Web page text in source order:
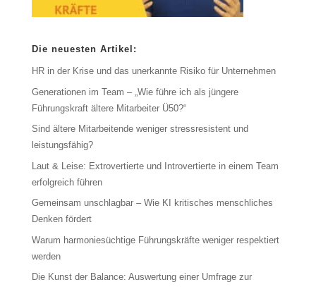
Die neuesten Artikel:
HR in der Krise und das unerkannte Risiko für Unternehmen
Generationen im Team – „Wie führe ich als jüngere
Führungskraft ältere Mitarbeiter Ü50?“
Sind ältere Mitarbeitende weniger stressresistent und
leistungsfähig?
Laut & Leise: Extrovertierte und Introvertierte in einem Team
erfolgreich führen
Gemeinsam unschlagbar – Wie KI kritisches menschliches
Denken fördert
Warum harmoniesüchtige Führungskräfte weniger respektiert
werden
Die Kunst der Balance: Auswertung einer Umfrage zur